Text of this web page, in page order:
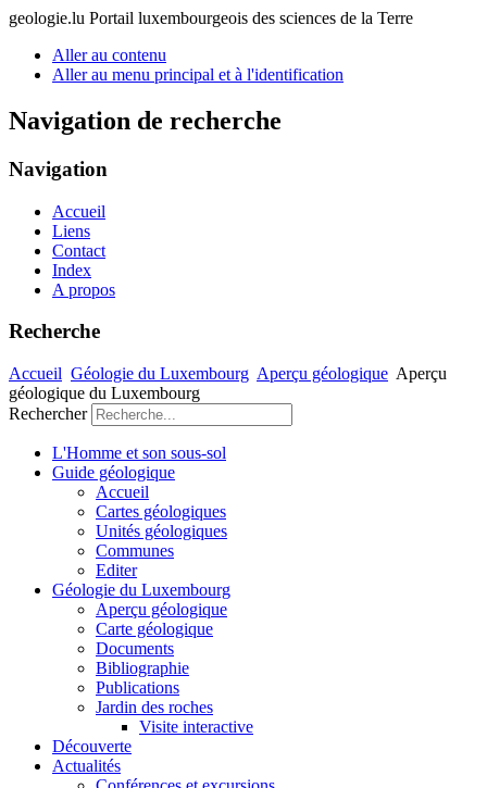
geologie.lu Portail luxembourgeois des sciences de la Terre
Aller au contenu
Aller au menu principal et à l'identification
Navigation de recherche
Navigation
Accueil
Liens
Contact
Index
A propos
Recherche
Accueil Géologie du Luxembourg Aperçu géologique Aperçu
géologique du Luxembourg
Rechercher
L'Homme et son sous-sol
Guide géologique
Accueil
Cartes géologiques
Unités géologiques
Communes
Editer
Géologie du Luxembourg
Aperçu géologique
Carte géologique
Documents
Bibliographie
Publications
Jardin des roches
Visite interactive
Découverte
Actualités